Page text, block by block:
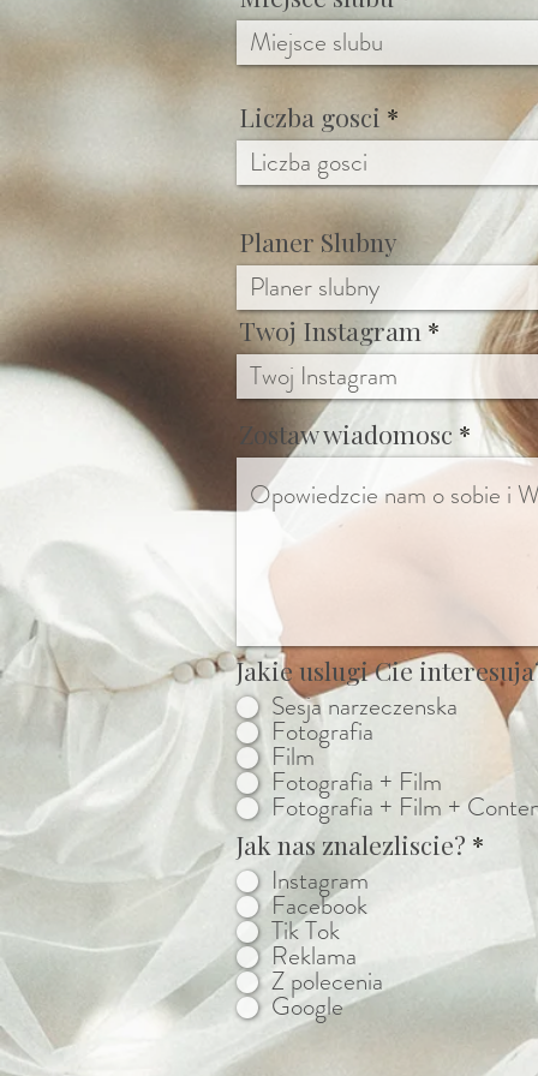
Liczba gosci
Planer Slubny
Twoj Instagram
Zostaw wiadomosc
Jakie uslugi Cie
Sesja narzeczenska
Fotografia
Film
Fotografia + Film
Fotografia + Film +
Jak nas znalezliscie? *
Instagram
Facebook
Tik Tok
Reklama
Z polecenia
Google